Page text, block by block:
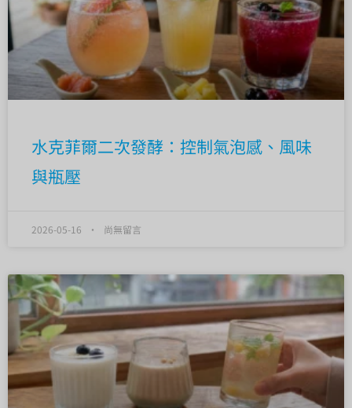
水克菲爾二次發酵：控制氣泡感、風味
與瓶壓
2026-05-16 尚無留言